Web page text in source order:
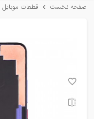
صفحه نخست قطعات موبایل